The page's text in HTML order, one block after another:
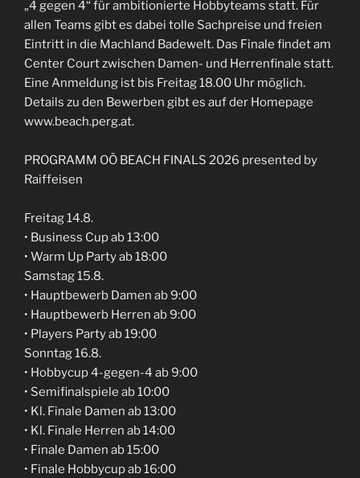
„4 gegen 4“ für ambitionierte Hobbyteams statt. Für
allen Teams gibt es dabei tolle Sachpreise und freien
Eintritt in die Machland Badewelt. Das Finale findet am
Center Court zwischen Damen- und Herrenfinale statt.
Eine Anmeldung ist bis Freitag 18.00 Uhr möglich.
Details zu den Bewerben gibt es auf der Homepage
www.beach.perg.at.
PROGRAMM OÖ BEACH FINALS 2026 presented by
Raiffeisen
Freitag 14.8.
• Business Cup ab 13:00
• Warm Up Party ab 18:00
Samstag 15.8.
• Hauptbewerb Damen ab 9:00
• Hauptbewerb Herren ab 9:00
• Players Party ab 19:00
Sonntag 16.8.
• Hobbycup 4-gegen-4 ab 9:00
• Semifinalspiele ab 10:00
• Kl. Finale Damen ab 13:00
• Kl. Finale Herren ab 14:00
• Finale Damen ab 15:00
• Finale Hobbycup ab 16:00